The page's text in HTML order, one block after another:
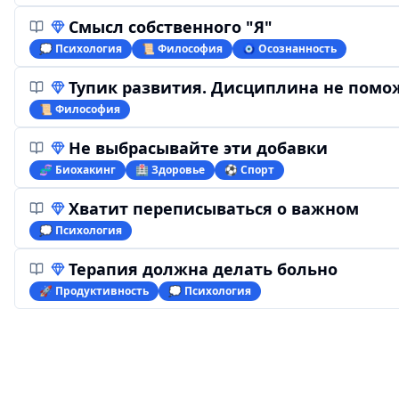
Смысл собственного "Я"
💭 Психология 📜 Философия 🧿 Осознанность
Тупик развития. Дисциплина не
📜 Философия
Не выбрасывайте эти добавки
🧬 Биохакинг 🏥 Здоровье ⚽️ Спорт
Хватит переписываться о важном
💭 Психология
Терапия должна делать больно
🚀 Продуктивность 💭 Психология